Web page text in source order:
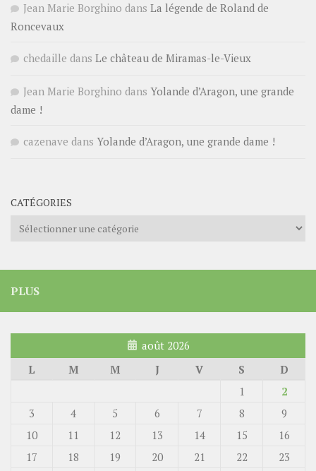
Jean Marie Borghino dans La légende de Roland de
Roncevaux
chedaille dans Le château de Miramas-le-Vieux
Jean Marie Borghino dans Yolande d’Aragon, une grande
dame !
cazenave dans Yolande d’Aragon, une grande dame !
CATÉGORIES
Catégories
PLUS
août 2026
L
M M J V S
D
1
2
3
4 5 6 7 8
9
10
11 12 13 14 15
16
17
18 19 20 21 22
23